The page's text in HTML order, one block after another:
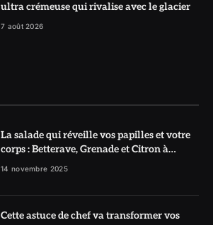
ultra crémeuse qui rivalise avec le glacier
7 août 2026
La salade qui réveille vos papilles et votre
corps : Betterave, Grenade et Citron à
l’honneur
14 novembre 2025
Cette astuce de chef va transformer vos